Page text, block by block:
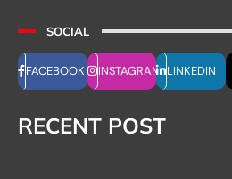
SOCIAL
FACEBOOK INSTAGRAM LINKEDIN
RECENT POST